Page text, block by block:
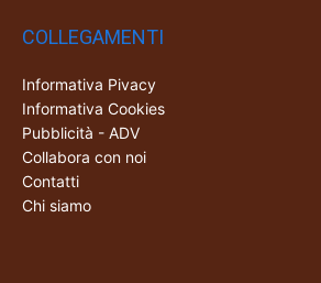
COLLEGAMENTI
Informativa Pivacy
Informativa Cookies
Pubblicità - ADV
Collabora con noi
Contatti
Chi siamo